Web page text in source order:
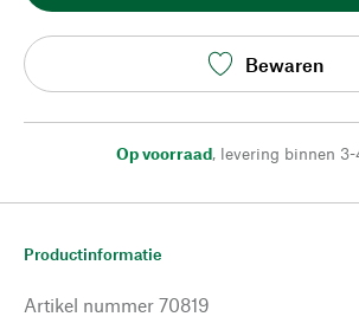
Bewaren
Op voorraad, levering binnen 3-
Productinformatie
Artikel nummer 70819